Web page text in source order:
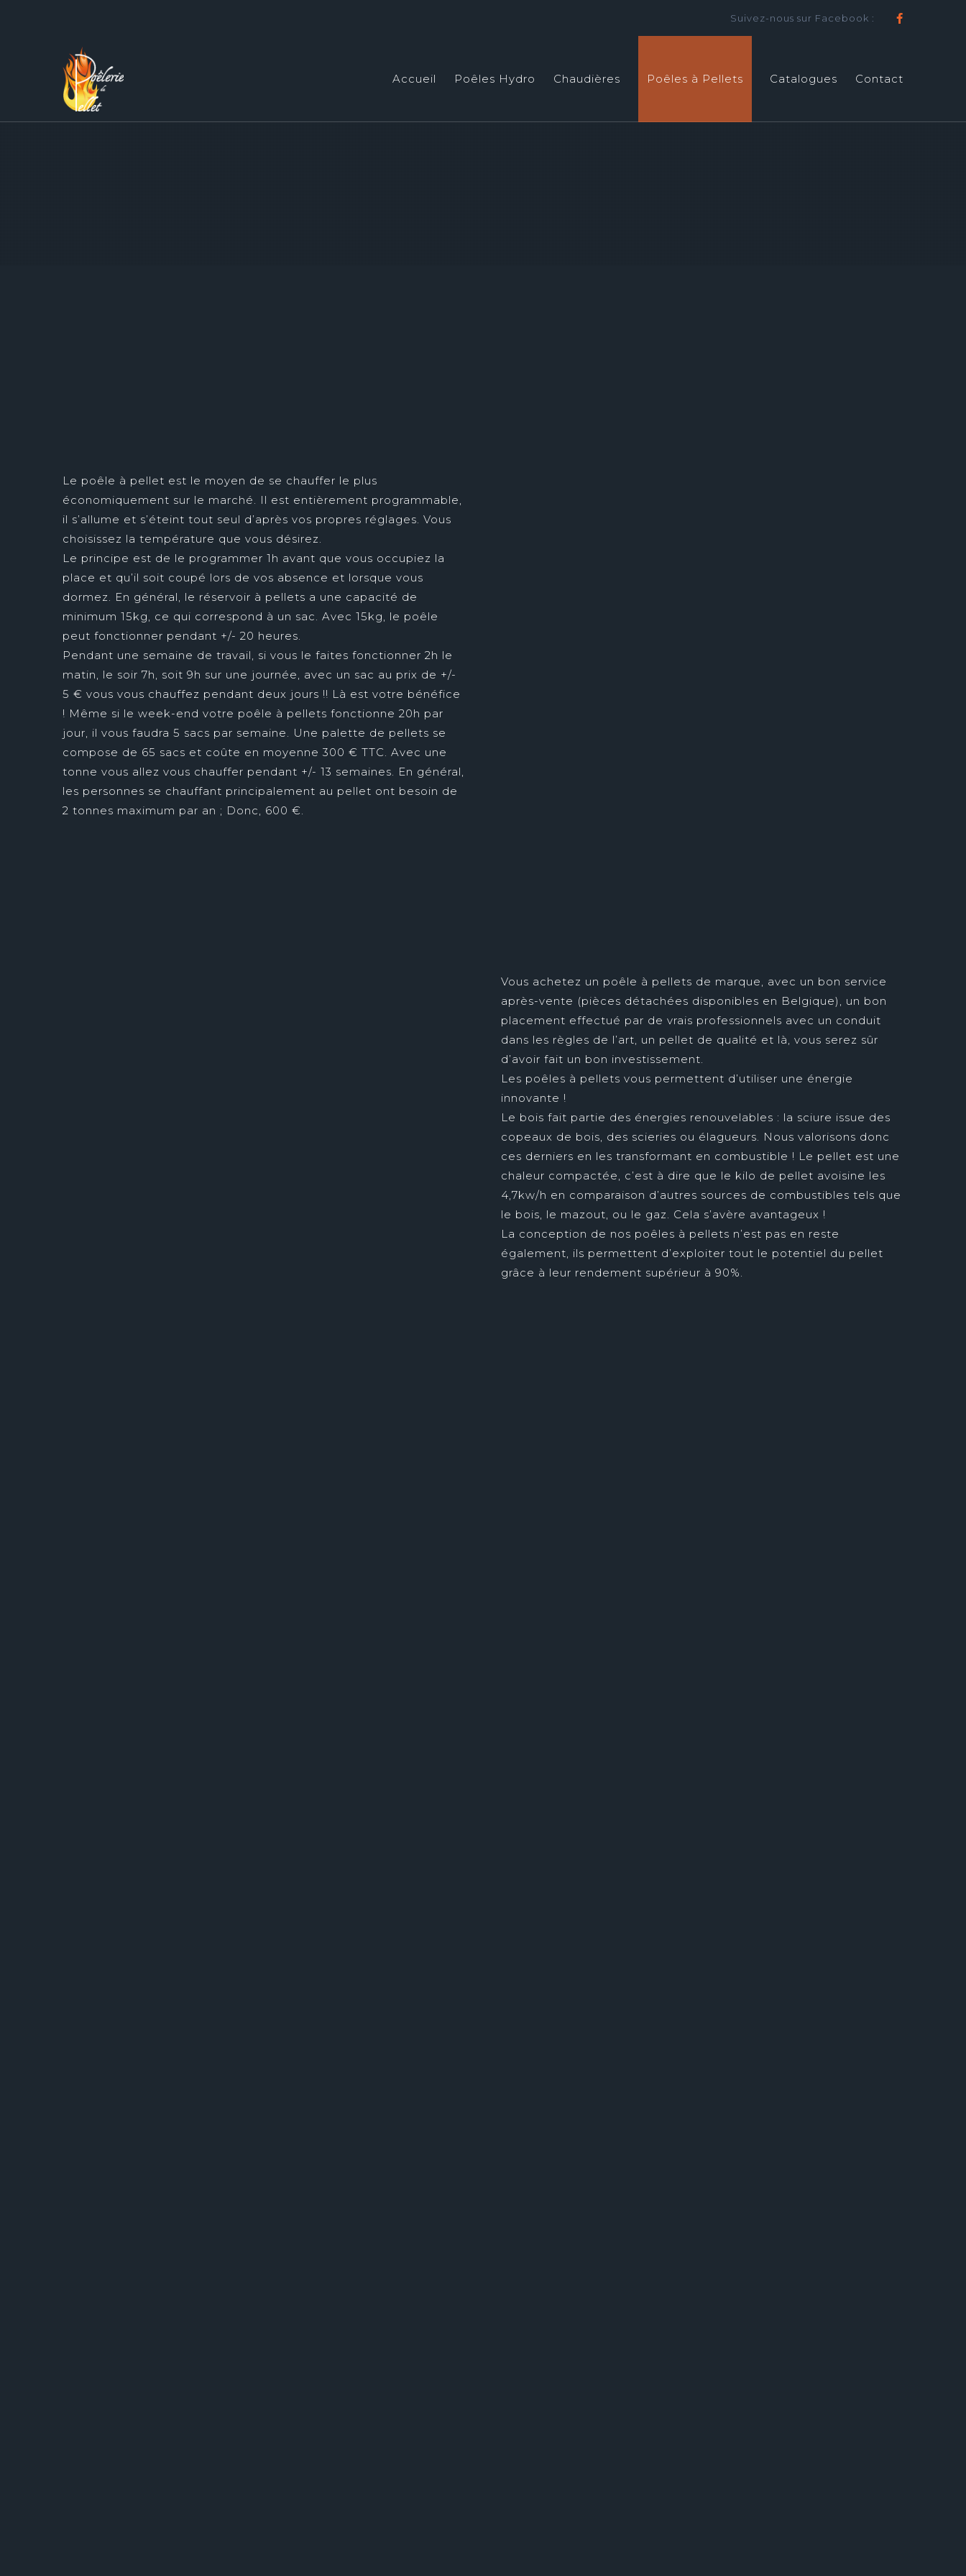
Suivez-nous sur Facebook :
Accueil Poêles Hydro Chaudières Poêles à Pellets Catalogues Contact
Le poêle à pellet est le moyen de se chauffer le plus
économiquement sur le marché. Il est entièrement programmable,
il s’allume et s’éteint tout seul d’après vos propres réglages. Vous
choisissez la température que vous désirez.
Le principe est de le programmer 1h avant que vous occupiez la
place et qu’il soit coupé lors de vos absence et lorsque vous
dormez. En général, le réservoir à pellets a une capacité de
minimum 15kg, ce qui correspond à un sac. Avec 15kg, le poêle
peut fonctionner pendant +/- 20 heures.
Pendant une semaine de travail, si vous le faites fonctionner 2h le
matin, le soir 7h, soit 9h sur une journée, avec un sac au prix de +/-
5 € vous vous chauffez pendant deux jours !! Là est votre bénéfice
! Même si le week-end votre poêle à pellets fonctionne 20h par
jour, il vous faudra 5 sacs par semaine. Une palette de pellets se
compose de 65 sacs et coûte en moyenne 300 € TTC. Avec une
tonne vous allez vous chauffer pendant +/- 13 semaines. En général,
les personnes se chauffant principalement au pellet ont besoin de
2 tonnes maximum par an ; Donc, 600 €.
Vous achetez un poêle à pellets de marque, avec un bon service
après-vente (pièces détachées disponibles en Belgique), un bon
placement effectué par de vrais professionnels avec un conduit
dans les règles de l’art, un pellet de qualité et là, vous serez sûr
d’avoir fait un bon investissement.
Les poêles à pellets vous permettent d’utiliser une énergie
innovante !
Le bois fait partie des énergies renouvelables : la sciure issue des
copeaux de bois, des scieries ou élagueurs. Nous valorisons donc
ces derniers en les transformant en combustible ! Le pellet est une
chaleur compactée, c’est à dire que le kilo de pellet avoisine les
4,7kw/h en comparaison d’autres sources de combustibles tels que
le bois, le mazout, ou le gaz. Cela s’avère avantageux !
La conception de nos poêles à pellets n’est pas en reste
également, ils permettent d’exploiter tout le potentiel du pellet
grâce à leur rendement supérieur à 90%.